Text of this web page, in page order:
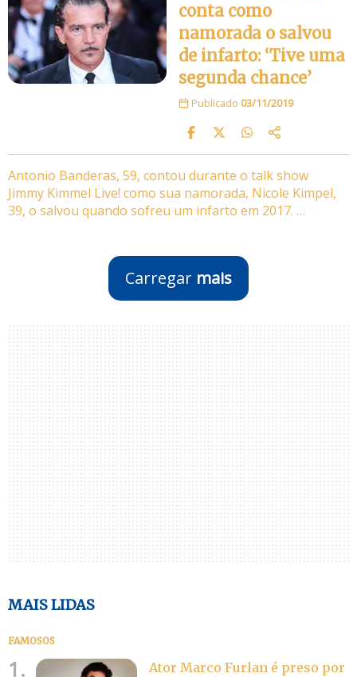
conta como
namorada o salvou
de infarto: ‘Tive uma
segunda chance’
Publicado 03/11/2019
Antonio Banderas, 59, contou durante o talk show
Jimmy Kimmel Live! como sua namorada, Nicole Kimpel,
39, o salvou quando sofreu um infarto em 2017. …
Carregar mais
MAIS LIDAS
FAMOSOS
1.
Ator Marco Furlan é preso por